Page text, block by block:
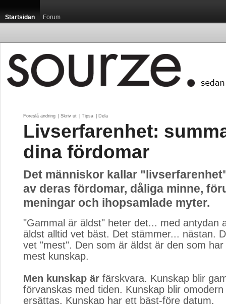
Startsidan Forum
Föreslå ändring Skriv ut Tipsa Dela
Livserfarenhet:
dina fördomar
Det människor kallar
av deras fördomar, dåliga minne,
meningar och ihopsamlade myter.
"Gammal är äldst" heter det... med antydan
äldst alltid vet bäst. Det stämmer... nästan.
vet "mest". Den som är äldst är den som
mest kunskap.
Men kunskap är färskvara. Kunskap blir
förvanskas med tiden. Kunskap blir
ersättas. Kunskap har ett bäst-före datum.